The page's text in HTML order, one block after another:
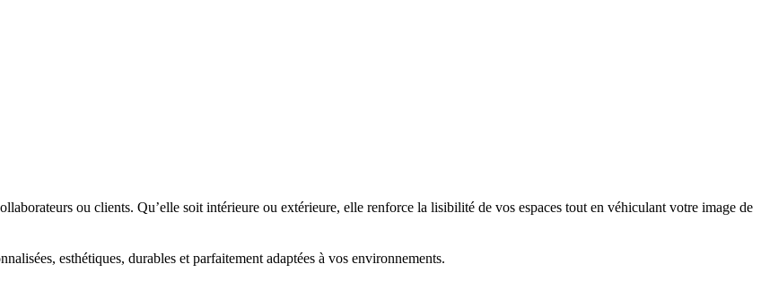
ou clients. Qu’elle soit intérieure ou extérieure, elle renforce la lisibilité de vos espaces tout en véhiculant votre image de
esthétiques, durables et parfaitement adaptées à vos environnements.